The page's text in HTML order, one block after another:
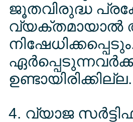
ജൂതവിരുദ്ധ
വ്യക്തമായാല്‍
ഉണ്ടായിരിക്കില്ല.
4. വ്യാജ